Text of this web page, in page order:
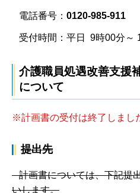
電話番号： 0120-985-911
受付時間：平日 9時00分～
介護職員処遇改善支援
について
※計画書の受付は終了しまし
提出先
計画書については、下記提
いします。